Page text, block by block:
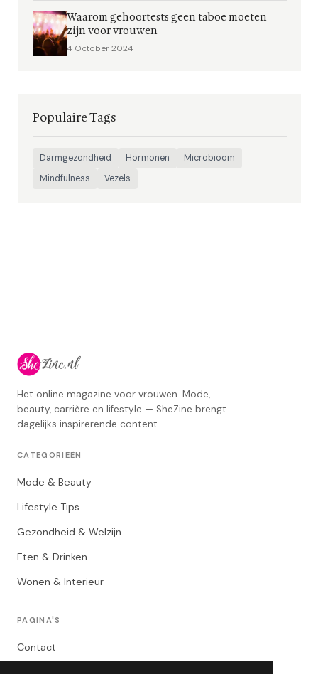
Waarom gehoortests geen taboe moeten
zijn voor vrouwen
4 October 2024
Populaire Tags
Darmgezondheid Hormonen
Microbioom
Mindfulness
Vezels
Het online magazine voor vrouwen. Mode,
beauty, carrière en lifestyle — SheZine brengt
dagelijks inspirerende content.
CATEGORIEËN
Mode & Beauty
Lifestyle Tips
Gezondheid & Welzijn
Eten & Drinken
Wonen & Interieur
PAGINA'S
Contact